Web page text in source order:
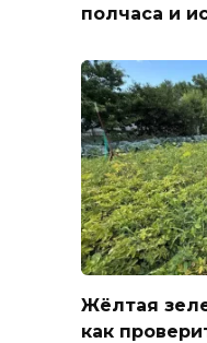
полчаса и
Жёлтая
как